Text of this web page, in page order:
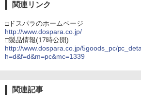
関連リンク
□ドスパラのホームページ
http://www.dospara.co.jp/
□製品情報(17時公開)
http://www.dospara.co.jp/5goods_pc/
h=d&f=d&m=pc&mc=1339
関連記事